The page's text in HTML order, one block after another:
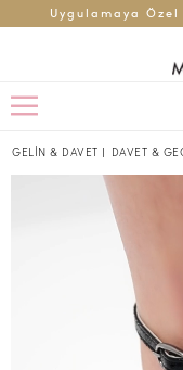
Uygulamaya
GELİN & DAVET | DAVET &